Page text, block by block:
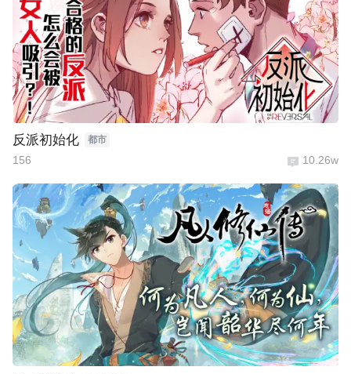
反派初始化 都市
156 10.26w